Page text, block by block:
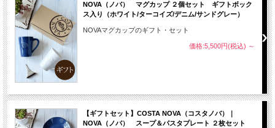
NOVA（ノバ） マグカップ ２個セット ギフトボック
ス入り（ホワイト/ターコイズ/デニム/サンドグレー）
NOVAマグカップのギフト・セット
価格:5,500円(税込) ～
【ギフトセット】COSTA NOVA（コスタノバ）｜
NOVA（ノバ） スープ＆パスタプレート ２枚セット